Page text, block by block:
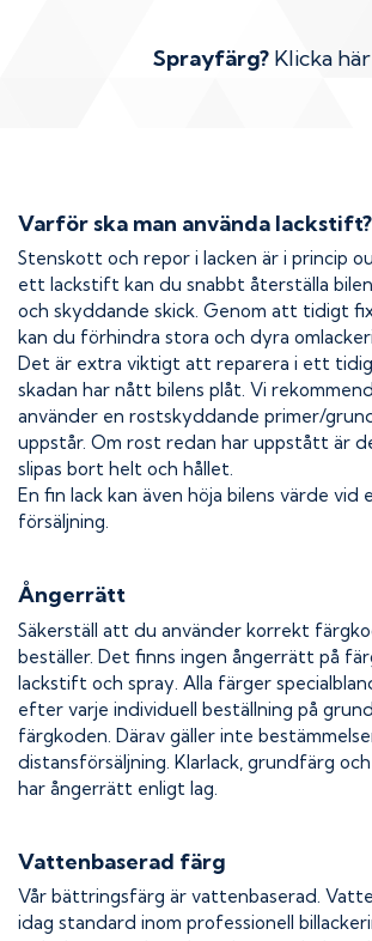
Sprayfärg? Klicka här
Varför ska man använda lackstift?
Stenskott och repor i lacken är i princip
ett lackstift kan du snabbt återställa
och skyddande skick. Genom att tidigt
kan du förhindra stora och dyra
Det är extra viktigt att reparera i ett
skadan har nått bilens plåt. Vi
använder en rostskyddande primer/
uppstår. Om rost redan har uppstått är
slipas bort helt och hållet.
En fin lack kan även höja bilens värde vid
försäljning.
Ångerrätt
Säkerställ att du använder korrekt
beställer. Det finns ingen ångerrätt på
lackstift och spray. Alla färger
efter varje individuell beställning på
färgkoden. Därav gäller inte
distansförsäljning. Klarlack, grundfärg
har ångerrätt enligt lag.
Vattenbaserad färg
Vår bättringsfärg är vattenbaserad.
idag standard inom professionell